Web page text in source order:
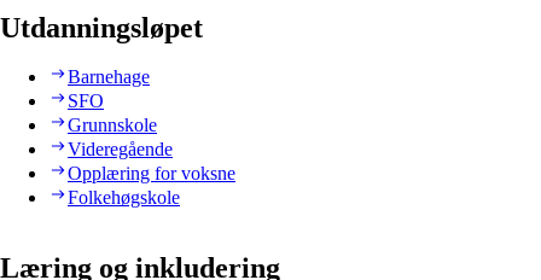
Utdanningsløpet
Barnehage
SFO
Grunnskole
Videregående
Opplæring for voksne
Folkehøgskole
Læring og inkludering